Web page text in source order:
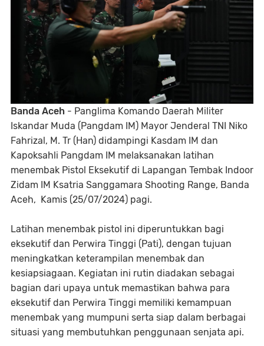
Banda Aceh - Panglima Komando Daerah Militer
Iskandar Muda (Pangdam IM) Mayor Jenderal TNI Niko
Fahrizal, M. Tr (Han) didampingi Kasdam IM dan
Kapoksahli Pangdam IM melaksanakan latihan
menembak Pistol Eksekutif di Lapangan Tembak Indoor
Zidam IM Ksatria Sanggamara Shooting Range, Banda
Aceh, Kamis (25/07/2024) pagi.
Latihan menembak pistol ini diperuntukkan bagi
eksekutif dan Perwira Tinggi (Pati), dengan tujuan
meningkatkan keterampilan menembak dan
kesiapsiagaan. Kegiatan ini rutin diadakan sebagai
bagian dari upaya untuk memastikan bahwa para
eksekutif dan Perwira Tinggi memiliki kemampuan
menembak yang mumpuni serta siap dalam berbagai
situasi yang membutuhkan penggunaan senjata api.